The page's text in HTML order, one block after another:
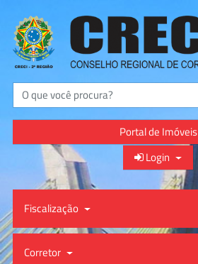
Buscar
Portal de Imóveis
Login
Fiscalização
Corretor